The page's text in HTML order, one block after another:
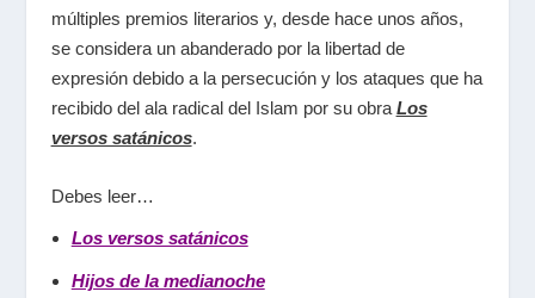
múltiples premios literarios y, desde hace unos años,
se considera un abanderado por la libertad de
expresión debido a la persecución y los ataques que ha
recibido del ala radical del Islam por su obra Los
versos satánicos.
Debes leer…
Los versos satánicos
Hijos de la medianoche